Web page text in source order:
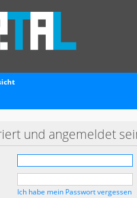
und angemeldet
Ich habe mein Passwort vergessen